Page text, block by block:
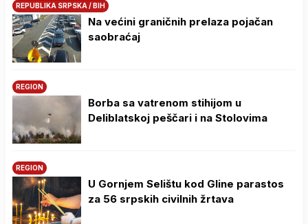
REPUBLIKA SRPSKA / BIH
Na većini graničnih prelaza pojačan
saobraćaj
REGION
Borba sa vatrenom stihijom u
Deliblatskoj peščari i na Stolovima
REGION
U Gornjem Selištu kod Gline parastos
za 56 srpskih civilnih žrtava